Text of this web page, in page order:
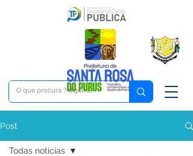
Post
Todas notícias